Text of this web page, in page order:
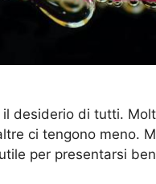
desiderio di tutti.
ci tengono meno.
per presentarsi